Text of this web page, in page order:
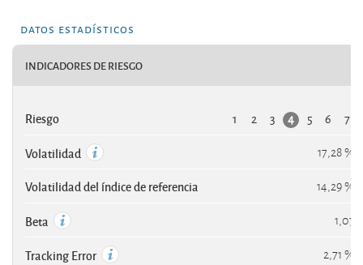
datos estadísticos
INDICADORES DE RIESGO
Riesgo 1 2 3 4 5 6 7
Volatilidad 17,28 %
Volatilidad del índice de referencia 14,29 %
Beta 1,07
Tracking Error 2,71 %